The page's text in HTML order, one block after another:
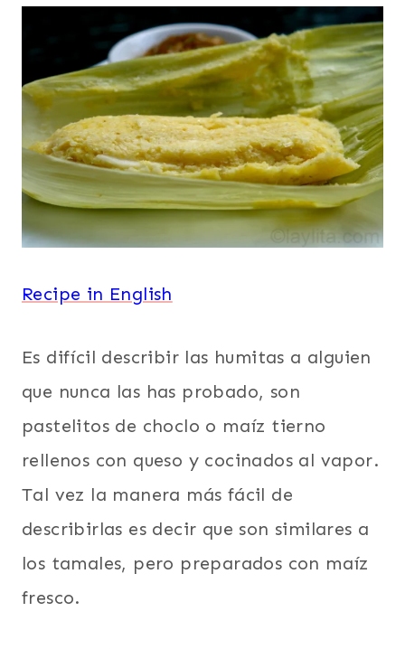
PRINCIPAL
|
RECETAS
PARA
CUARESMA
SANTA
|
TODAS
RECETAS
VEGETARIANA
Recipe in English
Es difícil describir las humitas a alguien
que nunca las has probado, son
pastelitos de choclo o maíz tierno
rellenos con queso y cocinados al vapor.
Tal vez la manera más fácil de
describirlas es decir que son similares a
los tamales, pero preparados con maíz
fresco.